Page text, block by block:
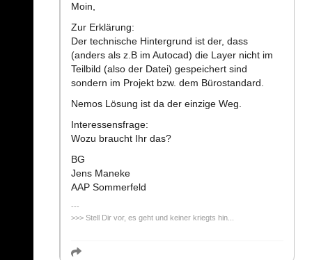
Moin,
Zur Erklärung:
Der technische Hintergrund ist der, dass
(anders als z.B im Autocad) die Layer nicht im
Teilbild (also der Datei) gespeichert sind
sondern im Projekt bzw. dem Bürostandard.
Nemos Lösung ist da der einzige Weg.
Interessensfrage:
Wozu braucht Ihr das?
BG
Jens Maneke
AAP Sommerfeld
>>> Stell Dir vor, es geht und keiner kriegts hin...